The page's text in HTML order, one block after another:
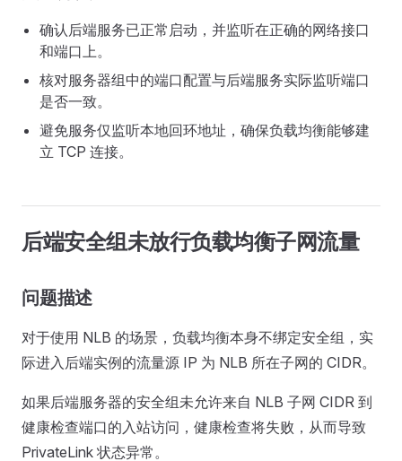
确认后端服务已正常启动，并监听在正确的网络接口
和端口上。
核对服务器组中的端口配置与后端服务实际监听端口
是否一致。
避免服务仅监听本地回环地址，确保负载均衡能够建
立 TCP 连接。
后端安全组未放行负载均衡子网流量
问题描述
对于使用 NLB 的场景，负载均衡本身不绑定安全组，实
际进入后端实例的流量源 IP 为 NLB 所在子网的 CIDR。
如果后端服务器的安全组未允许来自 NLB 子网 CIDR 到
健康检查端口的入站访问，健康检查将失败，从而导致
PrivateLink 状态异常。